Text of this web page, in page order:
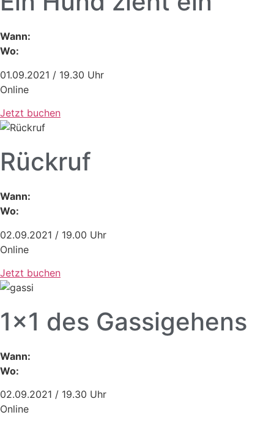
Wann:
Wo:
01.09.2021 / 19.30 Uhr
Online
Jetzt buchen
Rückruf
Wann:
Wo:
02.09.2021 / 19.00 Uhr
Online
Jetzt buchen
1x1 des Gassigehens
Wann:
Wo:
02.09.2021 / 19.30 Uhr
Online